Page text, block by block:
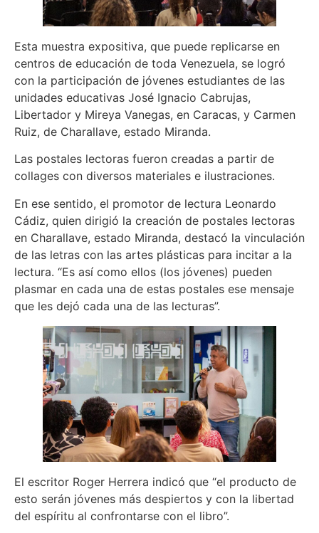
Esta muestra expositiva, que puede replicarse en
centros de educación de toda Venezuela, se logró
con la participación de jóvenes estudiantes de las
unidades educativas José Ignacio Cabrujas,
Libertador y Mireya Vanegas, en Caracas, y Carmen
Ruiz, de Charallave, estado Miranda.
Las postales lectoras fueron creadas a partir de
collages con diversos materiales e ilustraciones.
En ese sentido, el promotor de lectura Leonardo
Cádiz, quien dirigió la creación de postales lectoras
en Charallave, estado Miranda, destacó la vinculación
de las letras con las artes plásticas para incitar a la
lectura. “Es así como ellos (los jóvenes) pueden
plasmar en cada una de estas postales ese mensaje
que les dejó cada una de las lecturas”.
El escritor Roger Herrera indicó que “el producto de
esto serán jóvenes más despiertos y con la libertad
del espíritu al confrontarse con el libro”.